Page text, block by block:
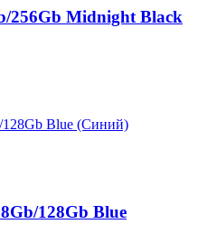
256Gb Midnight Black
128Gb Blue